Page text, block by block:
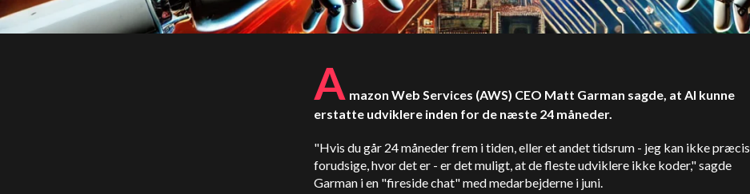
A mazon Web Services (AWS) CEO Matt Garman sagde, at AI kunne
erstatte udviklere inden for de næste 24 måneder.
"Hvis du går 24 måneder frem i tiden, eller et andet tidsrum - jeg kan ikke præcis
forudsige, hvor det er - er det muligt, at de fleste udviklere ikke koder," sagde
Garman i en "fireside chat" med medarbejderne i juni.